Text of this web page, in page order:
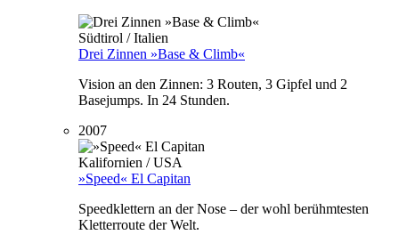
Südtirol / Italien
Drei Zinnen »Base & Climb«
Vision an den Zinnen: 3 Routen, 3 Gipfel und 2
Basejumps. In 24 Stunden.
2007
Kalifornien / USA
»Speed« El Capitan
Speedklettern an der Nose – der wohl berühmtesten
Kletterroute der Welt.